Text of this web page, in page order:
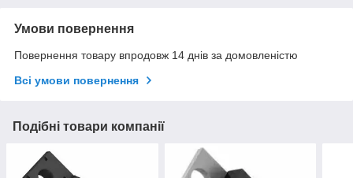
Умови повернення
Повернення товару впродовж 14 днів за домовленістю
Всі умови повернення
Подібні товари компанії